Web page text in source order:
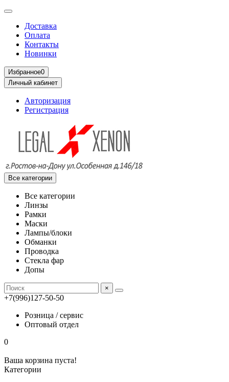
Доставка
Оплата
Контакты
Новинки
Избранное0
Личный кабинет
Авторизация
Регистрация
Все категории
Все категории
Линзы
Рамки
Маски
Лампы/блоки
Обманки
Проводка
Стекла фар
Допы
×
+7(996)127-50-50
Розница / сервис
Оптовый отдел
0
Ваша корзина пуста!
Категории